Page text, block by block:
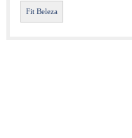
Fit Beleza